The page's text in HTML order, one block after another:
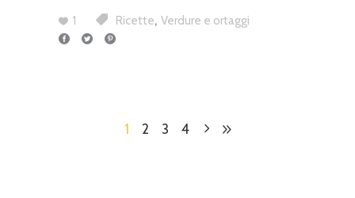
1 Ricette, Verdure e ortaggi
1 2 3 4